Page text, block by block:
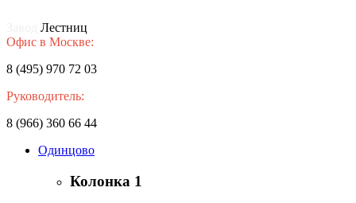
Лестниц
Офис в Москве:
8 (495) 970 72 03
Руководитель:
8 (966) 360 66 44
Одинцово
Колонка 1